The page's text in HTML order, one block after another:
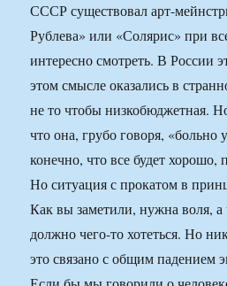
СССР существовал арт-
Рублева» или «Солярис» при
интересно смотреть. В России
этом смысле оказались в
не то чтобы низкобюджетная.
что она, грубо говоря, «больно
конечно, что все будет хорошо,
Но ситуация с прокатом в
Как вы заметили, нужна воля,
должно чего-то хотеться. Но
это связано с общим падением